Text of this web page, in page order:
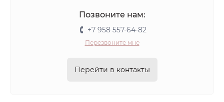
Шапки зимние вязаные с козырьком
Зимние шапки вязаные черные
Желтые шапки бини
Синие шапки бини
Позвоните нам:
+7 958 557-64-82
Перезвоните мне
Перейти в контакты